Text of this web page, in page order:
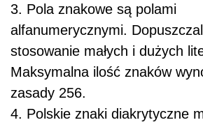
3. Pola znakowe są polami
alfanumerycznymi.
stosowanie małych i dużych
Maksymalna ilość znaków
zasady 256.
4. Polskie znaki diakrytyczne